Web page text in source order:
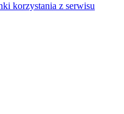
korzystania z serwisu